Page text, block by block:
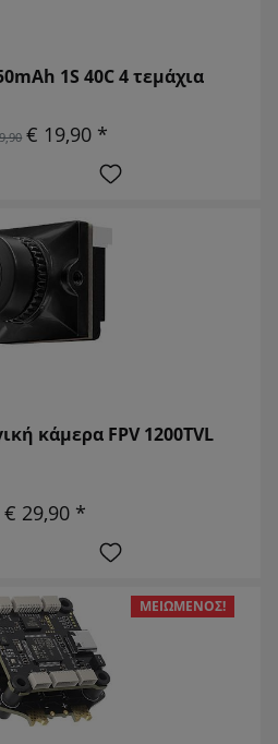
1S 40C 4 τεμάχια
€ 19,90 *
κάμερα FPV 1200TVL
€ 29,90 *
ΜΕΙΩΜΈΝΟΣ!